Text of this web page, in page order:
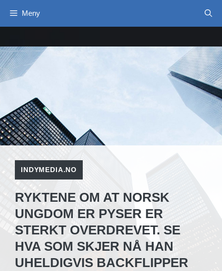
Meny
INDYMEDIA.NO
RYKTENE OM AT NORSK
UNGDOM ER PYSER ER
STERKT OVERDREVET. SE
HVA SOM SKJER NÅ HAN
UHELDIGVIS BACKFLIPPER